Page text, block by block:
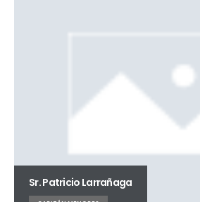
Sr. Patricio Larrañaga